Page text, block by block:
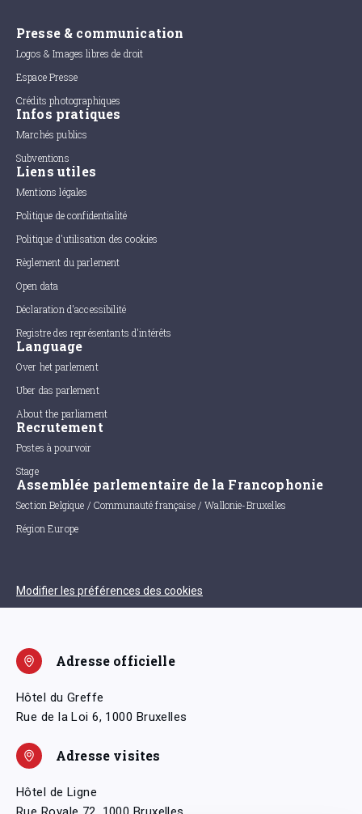
Presse & communication
Logos & Images libres de droit
Espace Presse
Crédits photographiques
Infos pratiques
Marchés publics
Subventions
Liens utiles
Mentions légales
Politique de confidentialité
Politique d'utilisation des cookies
Règlement du parlement
Open data
Déclaration d'accessibilité
Registre des représentants d'intérêts
Language
Over het parlement
Uber das parlement
About the parliament
Recrutement
Postes à pourvoir
Stage
Assemblée parlementaire de la Francophonie
Section Belgique / Communauté française / Wallonie-Bruxelles
Région Europe
Modifier les préférences des cookies
Adresse officielle
Hôtel du Greffe
Rue de la Loi 6, 1000 Bruxelles
Adresse visites
Hôtel de Ligne